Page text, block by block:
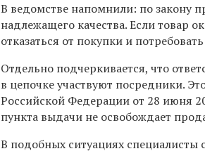
В ведомстве напомнили: по закону
надлежащего качества. Если товар
отказаться от покупки и
Отдельно подчеркивается, что
в цепочке участвуют посредники.
Российской Федерации от 28 июня
пункта выдачи не освобождает
В подобных ситуациях специалисты